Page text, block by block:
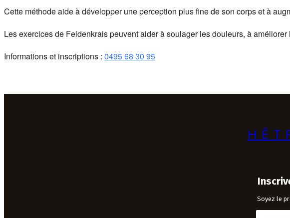
Cette méthode aide à développer une perception plus fine de son corps et à
Les exercices de Feldenkrais peuvent aider à soulager les douleurs, à
Informations et inscriptions : 0495 68 30 95
Soyez le